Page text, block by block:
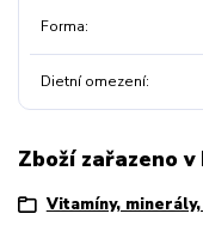
Forma
Dietní omezení
Zboží zařazeno
Vitamíny,